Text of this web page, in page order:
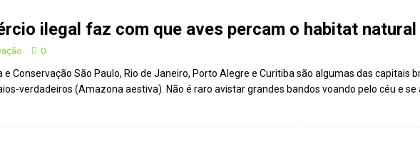
ilegal faz com que aves percam o habitat natural
0
Conservação São Paulo, Rio de Janeiro, Porto Alegre e Curitiba são algumas das capitais
verdadeiros (Amazona aestiva). Não é raro avistar grandes bandos voando pelo céu e